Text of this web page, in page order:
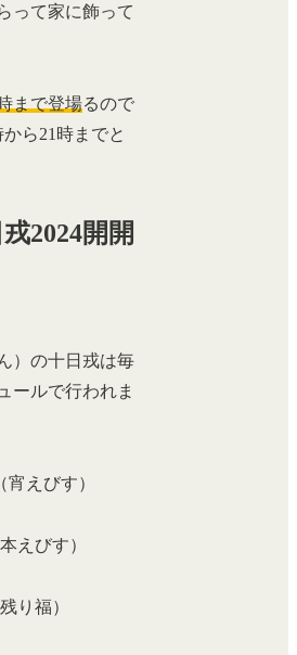
って家に飾って
まで登場るので
ら21時までと
2024開開
）の十日戎は毎
ールで行われま
えびす）
えびす）
り福）